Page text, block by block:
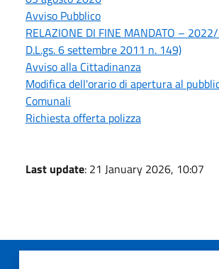
Avviso Pubblico
RELAZIONE DI FINE MANDATO –
D.L.gs. 6 settembre 2011 n. 149)
Avviso alla Cittadinanza
Modifica dell'orario di apertura al
Comunali
Richiesta offerta polizza
Last update: 21 January 2026, 10:07